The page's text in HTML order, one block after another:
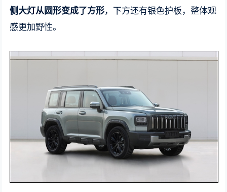
侧大灯从圆形变成了方形，下方还有银色护板，整体观
感更加野性。